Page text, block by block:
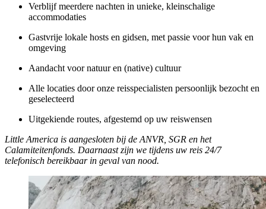
Verblijf meerdere nachten in unieke, kleinschalige
accommodaties
Gastvrije lokale hosts en gidsen, met passie voor hun vak en
omgeving
Aandacht voor natuur en (native) cultuur
Alle locaties door onze reisspecialisten persoonlijk bezocht en
geselecteerd
Uitgekiende routes, afgestemd op uw reiswensen
Little America is aangesloten bij de ANVR, SGR en het
Calamiteitenfonds. Daarnaast zijn we tijdens uw reis 24/7
telefonisch bereikbaar in geval van nood.